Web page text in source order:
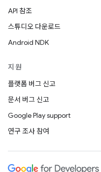
API 참조
스튜디오 다운로드
Android NDK
지원
플랫폼 버그 신고
문서 버그 신고
Google Play support
연구 조사 참여